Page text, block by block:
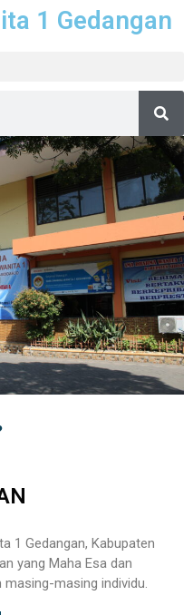
1 Gedangan
1 Gedangan, Kabupaten
yang Maha Esa dan
masing individu.